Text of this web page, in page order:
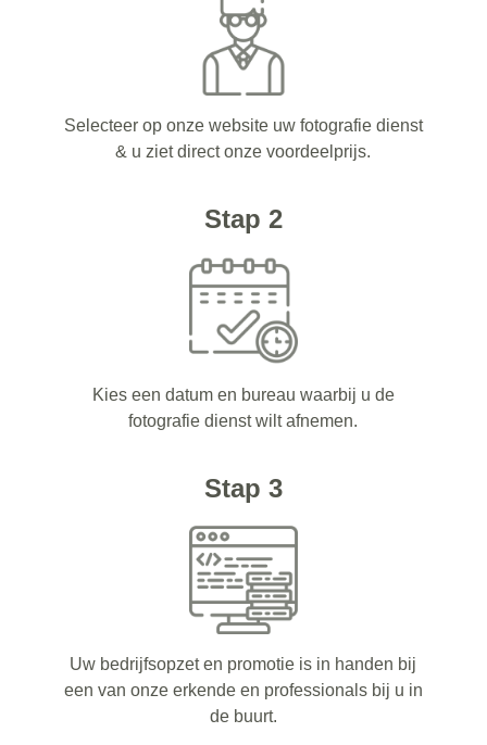
Selecteer op onze website uw fotografie dienst
& u ziet direct onze voordeelprijs.
Stap 2
Kies een datum en bureau waarbij u de
fotografie dienst wilt afnemen.
Stap 3
Uw bedrijfsopzet en promotie is in handen bij
een van onze erkende en professionals bij u in
de buurt.